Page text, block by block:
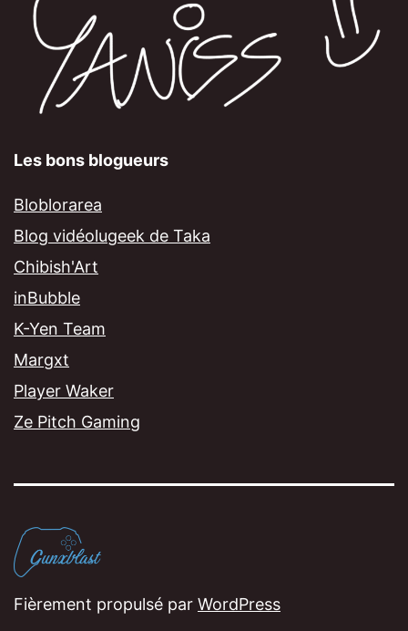
Les bons blogueurs
Bloblorarea
Blog vidéolugeek de Taka
Chibish'Art
inBubble
K-Yen Team
Margxt
Player Waker
Ze Pitch Gaming
Fièrement propulsé par WordPress